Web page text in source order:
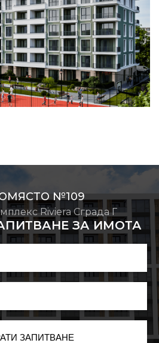
№109
Riviera Сграда Г
ЗА ИМОТА